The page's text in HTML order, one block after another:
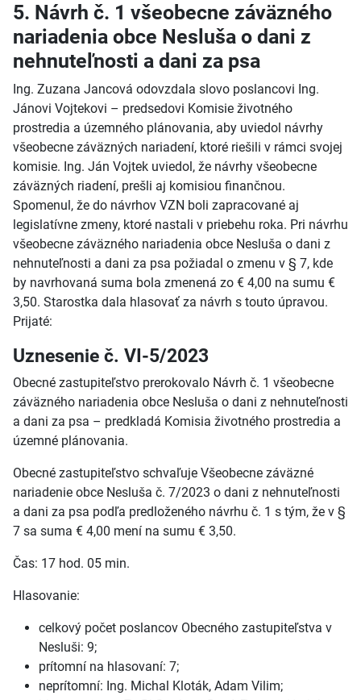
5. Návrh č. 1 všeobecne záväzného
nariadenia obce Nesluša o dani z
nehnuteľnosti a dani za psa
Ing. Zuzana Jancová odovzdala slovo poslancovi Ing.
Jánovi Vojtekovi – predsedovi Komisie životného
prostredia a územného plánovania, aby uviedol návrhy
všeobecne záväzných nariadení, ktoré riešili v rámci svojej
komisie. Ing. Ján Vojtek uviedol, že návrhy všeobecne
záväzných riadení, prešli aj komisiou finančnou.
Spomenul, že do návrhov VZN boli zapracované aj
legislatívne zmeny, ktoré nastali v priebehu roka. Pri návrhu
všeobecne záväzného nariadenia obce Nesluša o dani z
nehnuteľnosti a dani za psa požiadal o zmenu v § 7, kde
by navrhovaná suma bola zmenená zo € 4,00 na sumu €
3,50. Starostka dala hlasovať za návrh s touto úpravou.
Prijaté:
Uznesenie č. VI-5/2023
Obecné zastupiteľstvo prerokovalo Návrh č. 1 všeobecne
záväzného nariadenia obce Nesluša o dani z nehnuteľnosti
a dani za psa – predkladá Komisia životného prostredia a
územné plánovania.
Obecné zastupiteľstvo schvaľuje Všeobecne záväzné
nariadenie obce Nesluša č. 7/2023 o dani z nehnuteľnosti
a dani za psa podľa predloženého návrhu č. 1 s tým, že v §
7 sa suma € 4,00 mení na sumu € 3,50.
Čas: 17 hod. 05 min.
Hlasovanie:
celkový počet poslancov Obecného zastupiteľstva v
Nesluši: 9;
prítomní na hlasovaní: 7;
neprítomní: Ing. Michal Kloták, Adam Vilim;